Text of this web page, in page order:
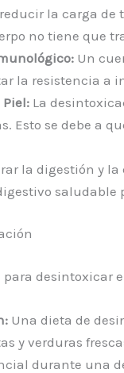
la carga de
no tiene que
Un
la resistencia a
La
Esto se debe a
la digestión y la
saludable
desintoxicar
Una dieta de
y verduras
durante una